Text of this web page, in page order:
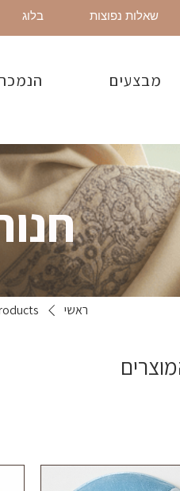
שאלות נפוצות בלוג
מבצעים
ראשי